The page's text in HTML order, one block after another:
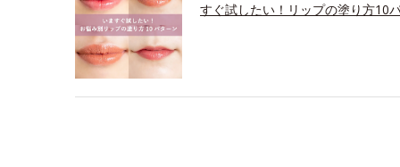
すぐ試したい！リップの塗り方10